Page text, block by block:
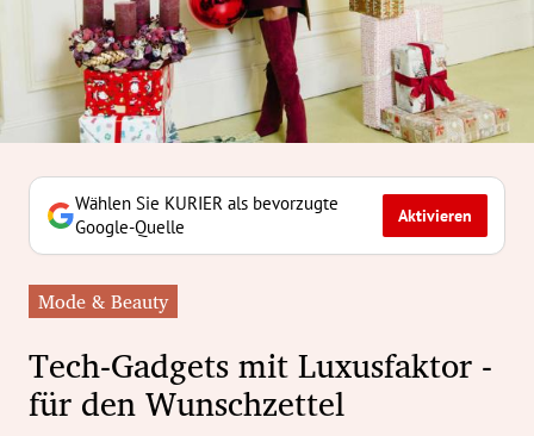
Untermenü
Untermenü
Untermenü
Untermenü
Untermenü
Untermenü
Untermenü
Wählen Sie KURIER als bevorzugte
Google-Quelle
Aktivieren
Mode & Beauty
Tech-Gadgets mit Luxusfaktor -
für den Wunschzettel